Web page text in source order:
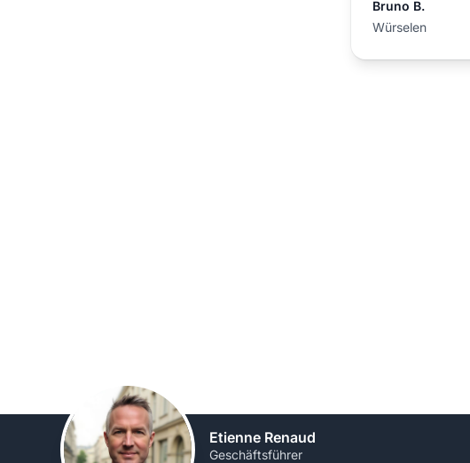
Bruno B.
Würselen
Etienne Renaud
Geschäftsführer